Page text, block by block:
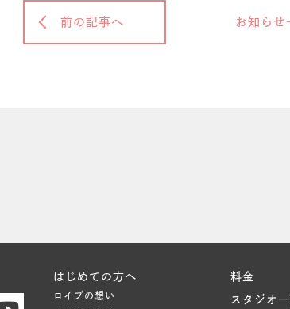
前の記事へ お知らせ
はじめての方へ
ロイブの想い
料金
スタジオ